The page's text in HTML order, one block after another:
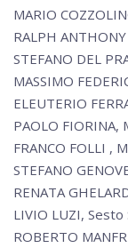
MARIO
RALPH
STEFANO DEL
MASSIMO
ELEUTERIO
PAOLO FIORINA,
FRANCO FOLLI ,
STEFANO
RENATA
LIVIO LUZI, Sesto
ROBERTO